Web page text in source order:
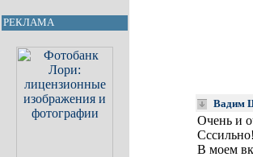
РЕКЛАМА
Вадим
Очень и
Сссильно!
В моем